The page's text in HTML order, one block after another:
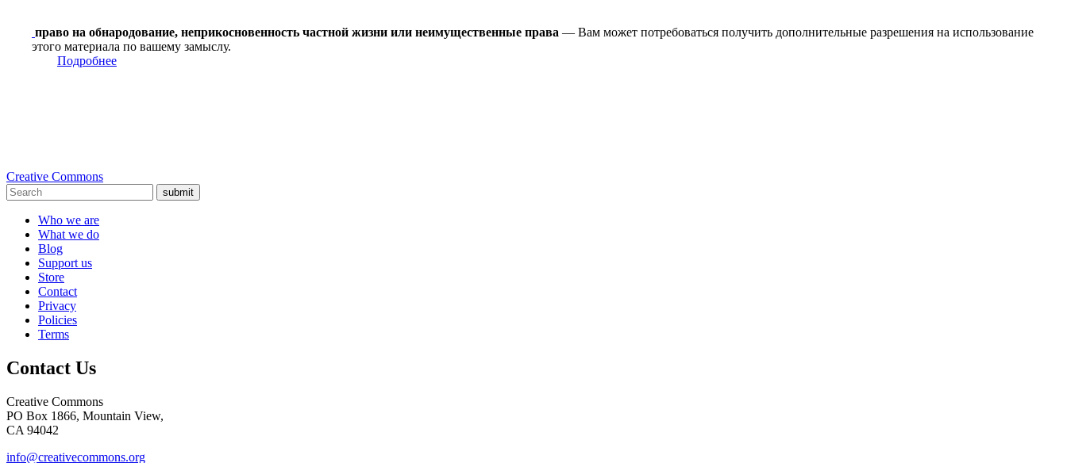
право на обнародование, неприкосновенность частной жизни или неимущественные права — Вам может потребоваться получить дополнительные разрешения на использование
этого материала по вашему замыслу.
Подробнее
Creative Commons
submit
Who we are
What we do
Blog
Support us
Store
Contact
Privacy
Policies
Terms
Contact Us
Creative Commons
PO Box 1866, Mountain View,
CA 94042
info@creativecommons.org